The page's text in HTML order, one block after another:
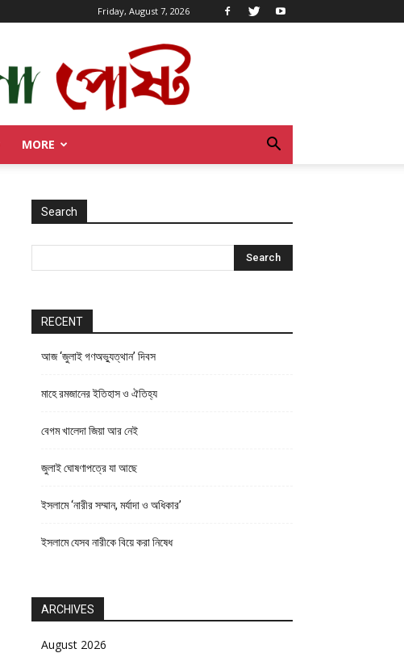
Friday, August 7, 2026
MORE
Search
RECENT
আজ ‘জুলাই গণঅভ্যুত্থান’ দিবস
মাহে রমজানের ইতিহাস ও ঐতিহ্য
বেগম খালেদা জিয়া আর নেই
জুলাই ঘোষণাপত্রে যা আছে
ইসলামে ‘নারীর সম্মান, মর্যাদা ও অধিকার’
ইসলামে যেসব নারীকে বিয়ে করা নিষেধ
ARCHIVES
August 2026